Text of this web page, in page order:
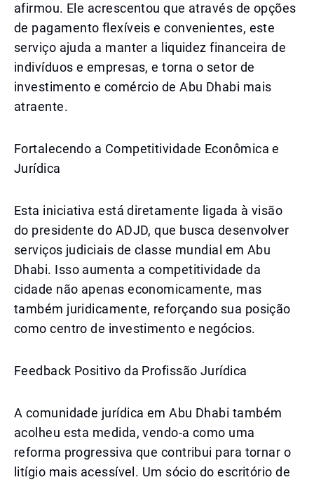
afirmou. Ele acrescentou que através de opções
de pagamento flexíveis e convenientes, este
serviço ajuda a manter a liquidez financeira de
indivíduos e empresas, e torna o setor de
investimento e comércio de Abu Dhabi mais
atraente.
Fortalecendo a Competitividade Econômica e
Jurídica
Esta iniciativa está diretamente ligada à visão
do presidente do ADJD, que busca desenvolver
serviços judiciais de classe mundial em Abu
Dhabi. Isso aumenta a competitividade da
cidade não apenas economicamente, mas
também juridicamente, reforçando sua posição
como centro de investimento e negócios.
Feedback Positivo da Profissão Jurídica
A comunidade jurídica em Abu Dhabi também
acolheu esta medida, vendo-a como uma
reforma progressiva que contribui para tornar o
litígio mais acessível. Um sócio do escritório de